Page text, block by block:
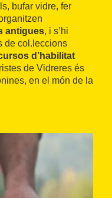
bufar vidre, fer
antigues, i s’hi
de col.leccions
d’habilitat
de Vidreres és
en el món de la